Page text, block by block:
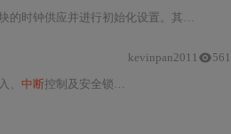
时钟供应并进行初始化设置。其次，通过指定结构体变量来
、 中断控制及安全锁机制，并通过
kevinpan2011 561